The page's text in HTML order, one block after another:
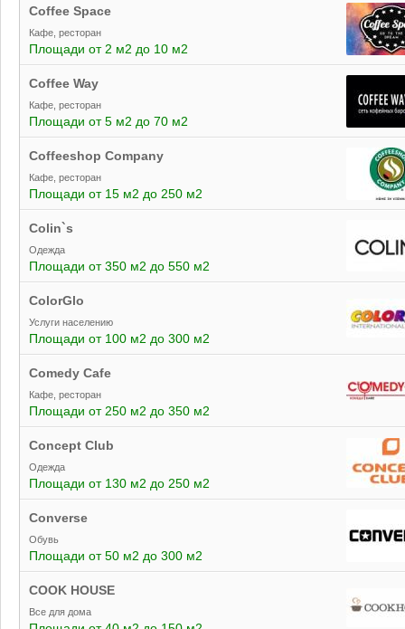
Coffee Space
Кафе, ресторан
Площади от 2 м2 до 10 м2
Coffee Way
Кафе, ресторан
Площади от 5 м2 до 70 м2
Coffeeshop Company
Кафе, ресторан
Площади от 15 м2 до 250 м2
Colin`s
Одежда
Площади от 350 м2 до 550 м2
ColorGlo
Услуги населению
Площади от 100 м2 до 300 м2
Comedy Cafe
Кафе, ресторан
Площади от 250 м2 до 350 м2
Concept Club
Одежда
Площади от 130 м2 до 250 м2
Converse
Обувь
Площади от 50 м2 до 300 м2
COOK HOUSE
Все для дома